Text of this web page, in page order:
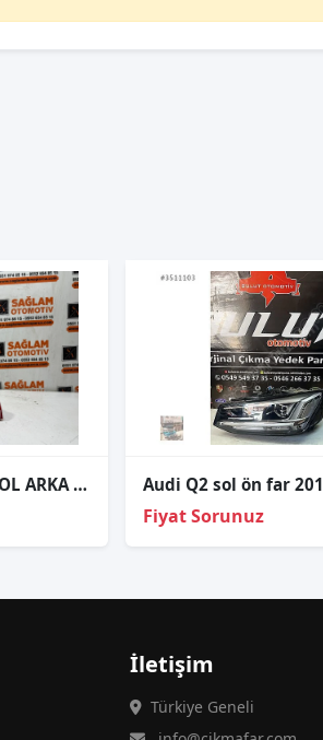
ÇIKMA AUDİ A6 C7 SOL ARKA STOP Audi Q2 sol ön far
Fiyat Sorunuz
İletişim
Türkiye Geneli